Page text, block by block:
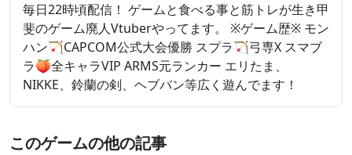
毎日22時頃配信！ ゲームと食べる事と筋トレが生き甲
斐のゲーム廃人Vtuberやってます。 ※ゲーム歴※ モン
ハン🏹CAPCOM公式大会優勝 スプラ🏹弓専X スマブ
ラ🍑全キャラVIP ARMS元ランカー エリたま、
NIKKE、鈴蘭の剣、ヘブバン等広く遊んでます！
このゲームの他の記事